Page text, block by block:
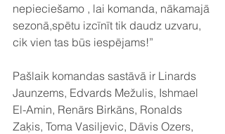
nepieciešamo , lai komanda, nākamajā
sezonā,spētu izcīnīt tik daudz uzvaru,
cik vien tas būs iespējams!”
Pašlaik komandas sastāvā ir Linards
Jaunzems, Edvards Mežulis, Ishmael
El-Amin, Renārs Birkāns, Ronalds
Zaķis, Toma Vasiljevic, Dāvis Ozers,